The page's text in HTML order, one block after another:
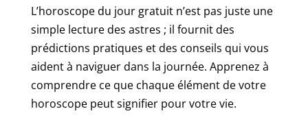
L’horoscope du jour gratuit n’est pas juste une
simple lecture des astres ; il fournit des
prédictions pratiques et des conseils qui vous
aident à naviguer dans la journée. Apprenez à
comprendre ce que chaque élément de votre
horoscope peut signifier pour votre vie.